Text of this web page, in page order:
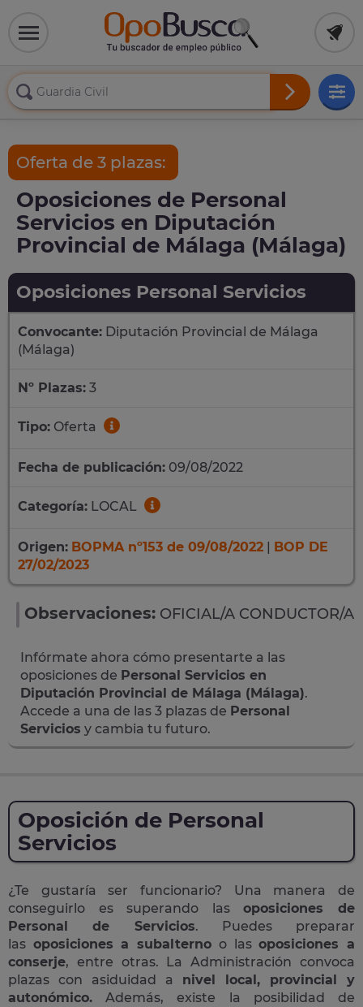
Oferta de 3 plazas:
Oposiciones de Personal
Servicios en Diputación
Provincial de Málaga (Málaga)
Oposiciones Personal Servicios
Convocante: Diputación Provincial de Málaga
(Málaga)
Nº Plazas: 3
Tipo: Oferta
Fecha de publicación: 09/08/2022
Categoría: LOCAL
Origen: BOPMA nº153 de 09/08/2022 | BOP DE
27/02/2023
Observaciones: OFICIAL/A CONDUCTOR/A
Infórmate ahora cómo presentarte a las
oposiciones de Personal Servicios en
Diputación Provincial de Málaga (Málaga).
Accede a una de las 3 plazas de Personal
Servicios y cambia tu futuro.
Oposición de Personal
Servicios
¿Te gustaría ser funcionario? Una manera de
conseguirlo es superando lasoposiciones de
Personal de Servicios. Puedes preparar
las oposiciones a subalterno o lasoposiciones a
conserje, entre otras. La Administración convoca
plazas con asiduidad a nivel local, provincial y
autonómico. Además, existe la posibilidad de